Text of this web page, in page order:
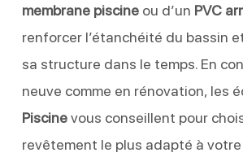
membrane piscineou d’un PVC
renforcer l’étanchéité du bassin
sa structure dans le temps. En
neuve comme en rénovation, les
Piscinevous conseillent pour
revêtement le plus adapté à